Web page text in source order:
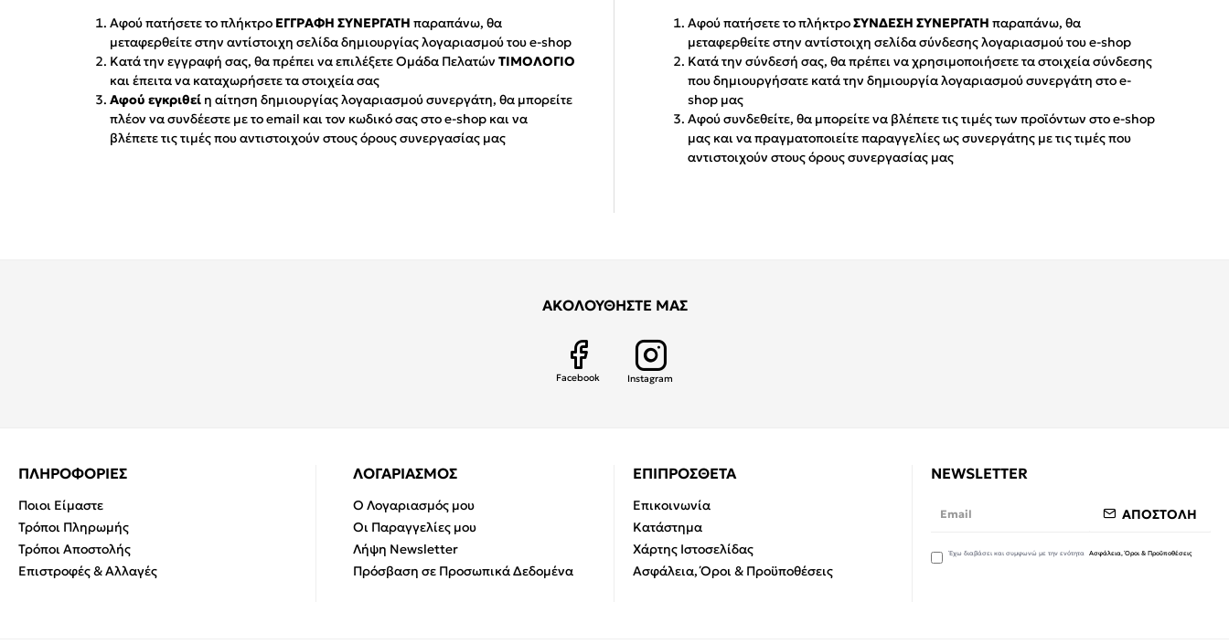
Αφού πατήσετε το πλήκτρο ΕΓΓΡΑΦΗ ΣΥΝΕΡΓΑΤΗ παραπάνω, θα
μεταφερθείτε στην αντίστοιχη σελίδα δημιουργίας λογαριασμού του e-shop
Κατά την εγγραφή σας, θα πρέπει να επιλέξετε Ομάδα Πελατών ΤΙΜΟΛΟΓΙΟ
και έπειτα να καταχωρήσετε τα στοιχεία σας
Αφού εγκριθεί η αίτηση δημιουργίας λογαριασμού συνεργάτη, θα μπορείτε
πλέον να συνδέεστε με το email και τον κωδικό σας στο e-shop και να
βλέπετε τις τιμές που αντιστοιχούν στους όρους συνεργασίας μας
Αφού πατήσετε το πλήκτροΣΥΝΔΕΣΗ ΣΥΝΕΡΓΑΤΗ παραπάνω, θα
μεταφερθείτε στην αντίστοιχη σελίδα σύνδεσης λογαριασμού του e-shop
Κατά την σύνδεσή σας, θα πρέπει να χρησιμοποιήσετε τα στοιχεία σύνδεσης
που δημιουργήσατε κατά την δημιουργία λογαριασμού συνεργάτη στο e-
shop μας
Αφού συνδεθείτε, θα μπορείτε να βλέπετε τις τιμές των προϊόντων στο e-shop
μας και να πραγματοποιείτε παραγγελίες ως συνεργάτης με τις τιμές που
αντιστοιχούν στους όρους συνεργασίας μας
ΑΚΟΛΟΥΘΗΣΤΕ ΜΑΣ
Facebook Instagram
ΠΛΗΡΟΦΟΡΙΕΣ
Ποιοι Είμαστε
Τρόποι Πληρωμής
Τρόποι Αποστολής
Επιστροφές & Αλλαγές
ΛΟΓΑΡΙΑΣΜΟΣ
Ο Λογαριασμός μου
Οι Παραγγελίες μου
Λήψη Newsletter
Πρόσβαση σε Προσωπικά Δεδομένα
ΕΠΙΠΡΟΣΘΕΤΑ
Επικοινωνία
Κατάστημα
Χάρτης Ιστοσελίδας
Ασφάλεια, Όροι & Προϋποθέσεις
NEWSLETTER
ΑΠΟΣΤΟΛΗ
Έχω διαβάσει και συμφωνώ με την ενότητα Ασφάλεια, Όροι & Προϋποθέσεις